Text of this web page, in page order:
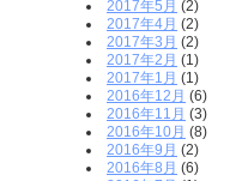
2017年5月 (2)
2017年4月 (2)
2017年3月 (2)
2017年2月 (1)
2017年1月 (1)
2016年12月 (6)
2016年11月 (3)
2016年10月 (8)
2016年9月 (2)
2016年8月 (6)